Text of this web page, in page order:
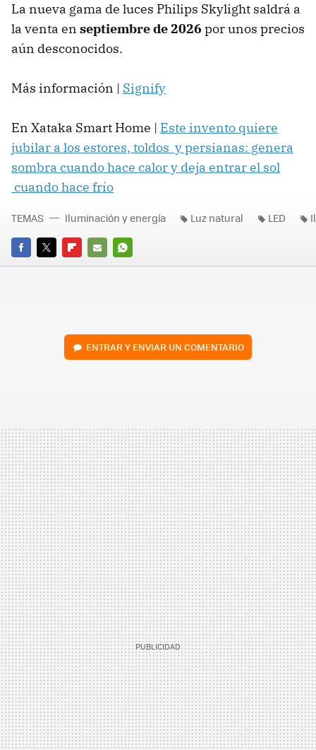
La nueva gama de luces Philips Skylight saldrá a
la venta en septiembre de 2026 por unos precios
aún desconocidos.
Más información | Signify
En Xataka Smart Home | Este invento quiere
jubilar a los estores, toldos y persianas: genera
sombra cuando hace calor y deja entrar el sol
cuando hace frío
FACEBOOK
TWITTERFLIPBOARD
E-
WHATSAPP
TEMAS Iluminación y energía Luz natural LED
ENTRAR Y ENVIAR UN COMENTARIO